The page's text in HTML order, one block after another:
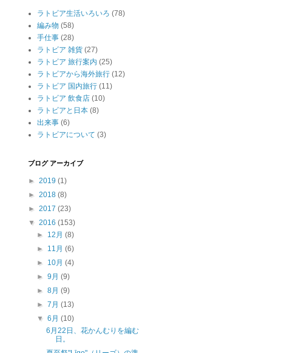
ラトビア生活いろいろ (78)
編み物 (58)
手仕事 (28)
ラトビア 雑貨 (27)
ラトビア 旅行案内 (25)
ラトビアから海外旅行 (12)
ラトビア 国内旅行 (11)
ラトビア 飲食店 (10)
ラトビアと日本 (8)
出来事 (6)
ラトビアについて (3)
ブログ アーカイブ
► 2019 (1)
► 2018 (8)
► 2017 (23)
▼ 2016 (153)
► 12月(8)
► 11月(6)
► 10月(4)
►9月(9)
►8月(9)
►7月(13)
▼6月(10)
6月22日、花かんむりを編む
日。